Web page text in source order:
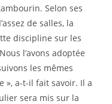
Selon ses
de salles, la
discipline sur les
l’avons adoptée
les mêmes
», a-t-il fait savoir. Il a
sera mis sur la